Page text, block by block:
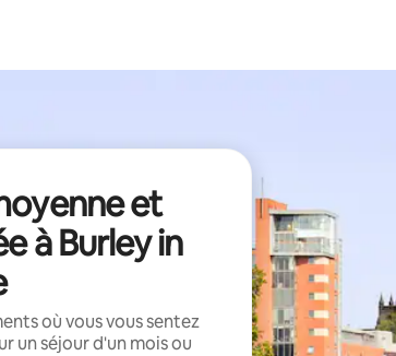
et
à Burley in
où vous vous sentez
un séjour d'un mois ou